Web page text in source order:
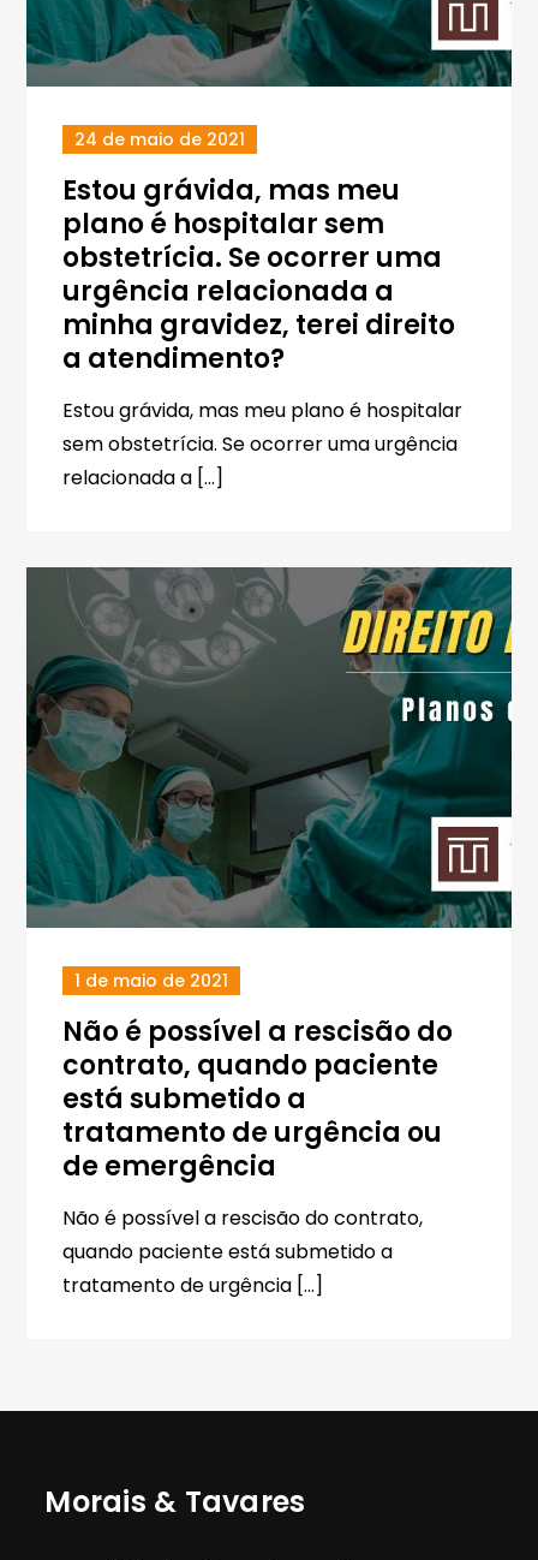
24 de maio de 2021
Estou grávida, mas meu
plano é hospitalar sem
obstetrícia. Se ocorrer uma
urgência relacionada a
minha gravidez, terei direito
a atendimento?
Estou grávida, mas meu plano é hospitalar
sem obstetrícia. Se ocorrer uma urgência
relacionada a […]
1 de maio de 2021
Não é possível a rescisão do
contrato, quando paciente
está submetido a
tratamento de urgência ou
de emergência
Não é possível a rescisão do contrato,
quando paciente está submetido a
tratamento de urgência […]
Morais & Tavares